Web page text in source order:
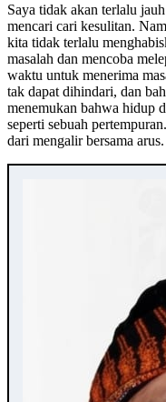
Saya tidak akan terlalu
mencari cari kesulitan.
kita tidak terlalu
masalah dan mencoba
waktu untuk menerima
tak dapat dihindari, dan
menemukan bahwa hidup
seperti sebuah
dari mengalir bersama